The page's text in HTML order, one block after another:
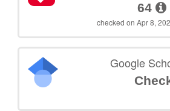
64
checked on Apr 8,
Google